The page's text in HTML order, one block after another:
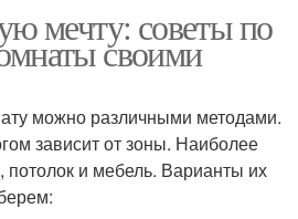
мечту: советы по
своими
можно различными методами.
зависит от зоны. Наиболее
потолок и мебель. Варианты их